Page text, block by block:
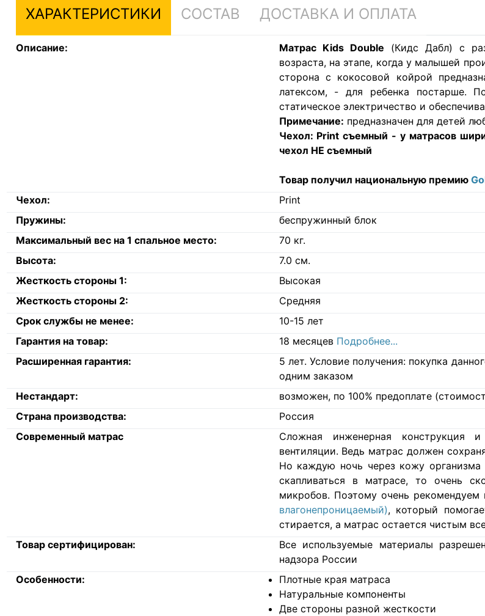
ХАРАКТЕРИСТИКИ СОСТАВ ДОСТАВКА И ОПЛАТА
Описание: Матрас Kids Double (Кидс Дабл) с
возраста, на этапе, когда у малышей
сторона с кокосовой койрой
латексом, - для ребенка постарше.
статическое электричество и
Примечание: предназначен для детей
Чехол: Print съемный - у матрасов
чехол НЕ съемный
Товар получил национальную премию
Чехол:
Print
Пружины:
беспружинный блок
Максимальный вес на 1 спальное место:
70 кг.
Высота:
7.0 см.
Жесткость стороны 1:
Высокая
Жесткость стороны 2:
Средняя
Срок службы не менее:
10-15 лет
Гарантия на товар:
18 месяцев Подробнее...
Расширенная гарантия:
5 лет. Условие получения: покупка
одним заказом
Нестандарт:
возможен, по 100% предоплате
Страна производства:
Россия
Современный матрас
Cложная инженерная конструкция
вентиляции. Ведь матрас должен
Но каждую ночь через кожу
скапливаться в матрасе, то очень
микробов. Поэтому очень рекомендуем
влагонепроницаемый), который
стирается, а матрас остается чистым
Товар сертифицирован:
Все используемые материалы
надзора России
Особенности:
Плотные края матраса
Натуральные компоненты
Две стороны разной жесткости